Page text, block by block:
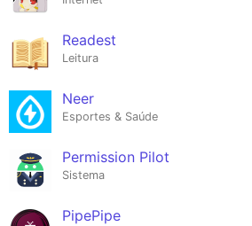
Readest
Leitura
Neer
Esportes & Saúde
Permission Pilot
Sistema
PipePipe